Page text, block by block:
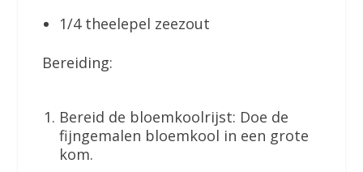
1/4 theelepel zeezout
Bereiding:
Bereid de bloemkoolrijst: Doe de
fijngemalen bloemkool in een grote
kom.